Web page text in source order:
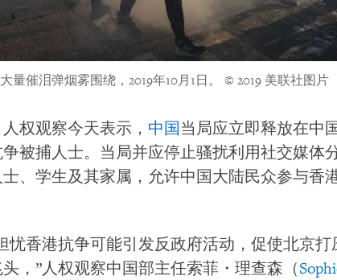
量催泪弹烟雾围绕，2019年10月1日。 © 2019 美联社图片
人权观察今天表示， 中国 当局应立即释放在中
被捕人士。当局并应停止骚扰利用社交媒体
、学生及其家属，允许中国大陆民众参与香
忧香港抗争可能引发反政府活动，促使北京
，”人权观察中国部主任索菲・理查森（